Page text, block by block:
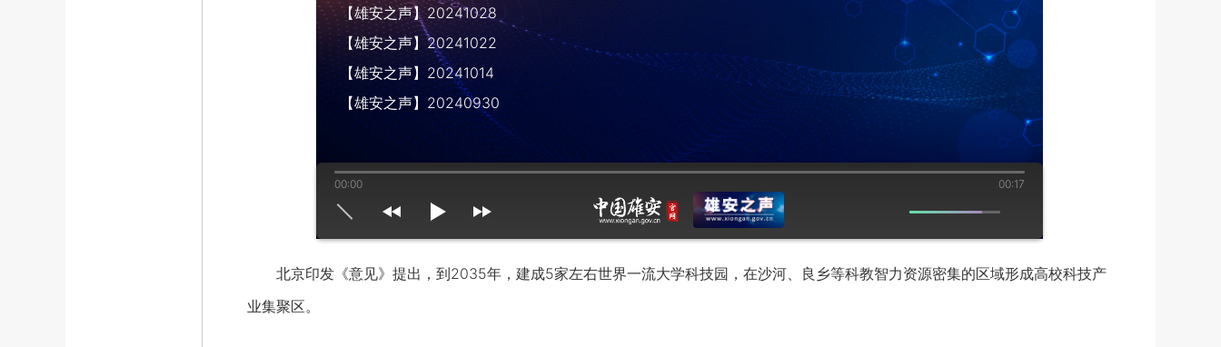
【雄安之声】20241028
【雄安之声】20241022
【雄安之声】20241014
【雄安之声】20240930
00:00 00:17
mute max volume
北京印发《意见》提出，到2035年，建成5家左右世界一流大学科技园，在沙河、良乡等科教智力资源密集的区域形成高校科技产
业集聚区。